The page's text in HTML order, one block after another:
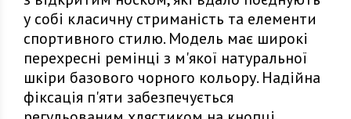
у собі класичну стриманість та елементи
спортивного стилю. Модель має широкі
перехресні ремінці з м'якої натуральної
шкіри базового чорного кольору. Надійна
фіксація п'яти забезпечується